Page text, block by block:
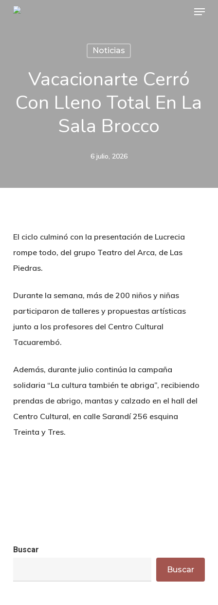
Skip
Menu
Noticias
Vacacionarte Cerró
Con Lleno Total En La
Sala Brocco
6 julio, 2026
El ciclo culminó con la presentación de Lucrecia
rompe todo, del grupo Teatro del Arca, de Las
Piedras.
Durante la semana, más de 200 niños y niñas
participaron de talleres y propuestas artísticas
junto a los profesores del Centro Cultural
Tacuarembó.
Además, durante julio continúa la campaña
solidaria “La cultura también te abriga”, recibiendo
prendas de abrigo, mantas y calzado en el hall del
Centro Cultural, en calle Sarandí 256 esquina
Treinta y Tres.
Buscar
Buscar